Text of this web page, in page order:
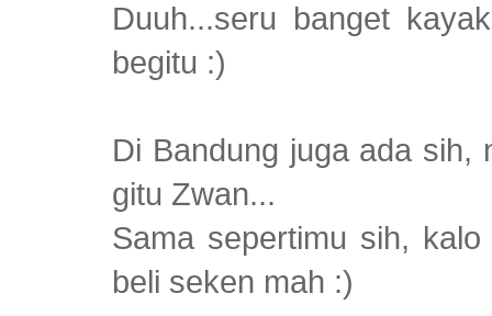
Duuh...seru banget
begitu :)
Di Bandung juga ada sih,
gitu Zwan...
Sama sepertimu sih,
beli seken mah :)